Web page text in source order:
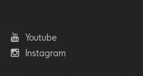
Youtube
Instagram